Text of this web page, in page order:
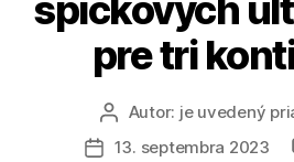
pre tri
Autor
článku
Autor: je uvedený
Dátum
13. septembra 2023